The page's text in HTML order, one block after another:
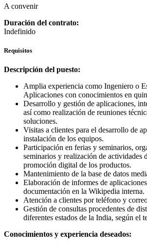
A convenir
Duración del contrato:
Indefinido
Requisitos
Descripción del puesto:
Amplia experiencia como Ingeniero o
Aplicaciones con conocimientos en
Desarrollo y gestión de aplicaciones,
así como realización de reuniones
soluciones.
Visitas a clientes para el desarrollo de
instalación de los equipos.
Participación en ferias y seminarios,
seminarios y realización de actividades
promoción digital de los productos.
Mantenimiento de la base de datos
Elaboración de informes de
documentación en la Wikipedia interna.
Atención a clientes por teléfono y
Gestión de consultas procedentes de
diferentes estados de la India, según el
Conocimientos y experiencia deseados: